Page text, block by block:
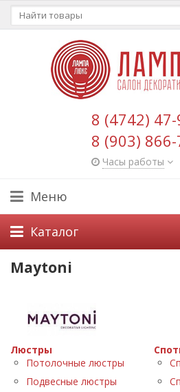
8 (4742) 47-
8 (903)
Часы работы
Меню
Каталог
Maytoni
Люстры
Потолочные люстры
Подвесные люстры